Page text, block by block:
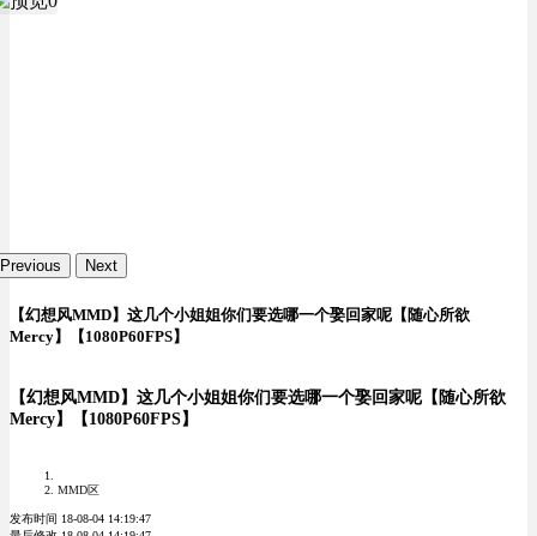
Previous Next
【幻想风MMD】这几个小姐姐你们要选哪一个娶回家呢【随心所欲
Mercy】【1080P60FPS】
【幻想风MMD】这几个小姐姐你们要选哪一个娶回家呢【随心所欲
Mercy】【1080P60FPS】
MMD区
发布时间 18-08-04 14:19:47